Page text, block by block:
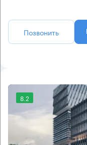
Позвонить
8.2